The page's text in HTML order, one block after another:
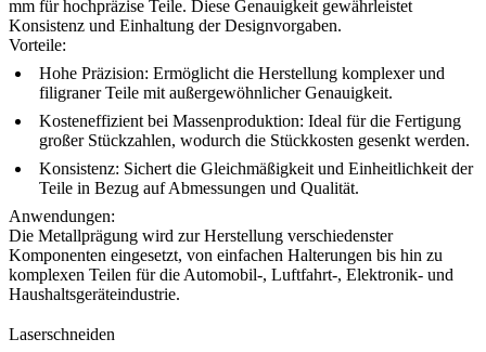
mm für hochpräzise Teile. Diese Genauigkeit gewährleistet
Konsistenz und Einhaltung der Designvorgaben.
Vorteile:
Hohe Präzision: Ermöglicht die Herstellung komplexer und
filigraner Teile mit außergewöhnlicher Genauigkeit.
Kosteneffizient bei Massenproduktion: Ideal für die Fertigung
großer Stückzahlen, wodurch die Stückkosten gesenkt werden.
Konsistenz: Sichert die Gleichmäßigkeit und Einheitlichkeit der
Teile in Bezug auf Abmessungen und Qualität.
Anwendungen:
Die Metallprägung wird zur Herstellung verschiedenster
Komponenten eingesetzt, von einfachen Halterungen bis hin zu
komplexen Teilen für die Automobil-, Luftfahrt-, Elektronik- und
Haushaltsgeräteindustrie.
Laserschneiden